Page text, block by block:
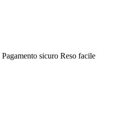
Pagamento sicuro Reso facile